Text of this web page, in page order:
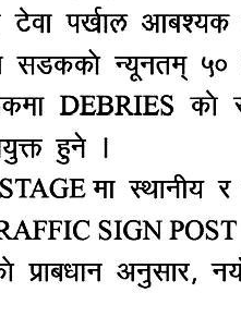
मोटरसाइकल, विभिन्न
उत्कृष्ट प्रशिक्षक र
युवा खेलाडी, पारा
गरिने मञ्चका महासचिव
लागि मञ्चको छनोट